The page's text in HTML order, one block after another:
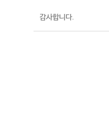
감사합니다.